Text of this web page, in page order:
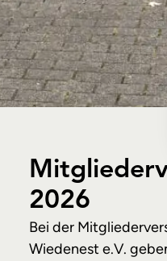
2026
Bei der
Wiedenest e.V.